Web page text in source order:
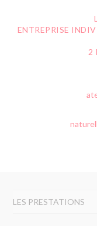
ENTREPRISE
2
LES PRESTATIONS